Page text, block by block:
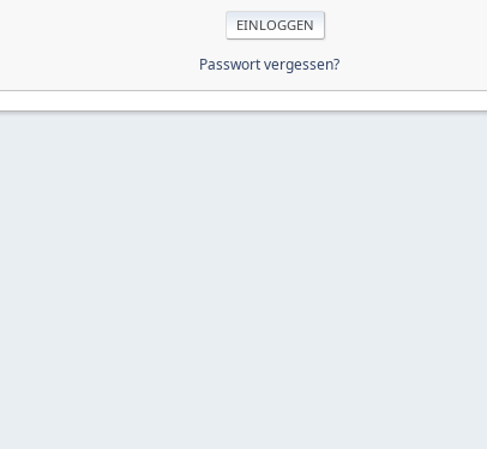
Passwort vergessen?